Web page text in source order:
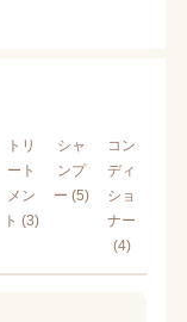
トリ
ート
メン
ト (3)
シャ
ンプ
ー (5)
コン
ディ
ショ
ナー
(4)